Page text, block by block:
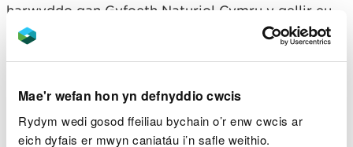
Mae'r wefan hon yn defnyddio cwcis
Rydym wedi gosod ffeiliau bychain o’r enw cwcis ar
eich dyfais er mwyn caniatáu i’n safle weithio.
harwyddo gan Gyfoeth Naturiol Cymru y gellir eu
defnyddio ar gyfer amrywiaeth o weithgareddau
hamdden gan gynnwys cerdded, rhedeg, beicio a
marchogaeth. Mae ychydig dan hanner yr holl
ardaloedd o amgylch Dologau a Phont Melyn eu
hyrwyddo ar gyfer nofio gwyllt (llyfrWild
Swimming Wales)